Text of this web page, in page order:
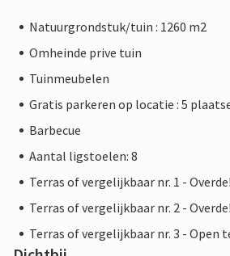
Natuurgrondstuk/tuin : 1260 m2
Omheinde prive tuin
Tuinmeubelen
Gratis parkeren op locatie : 5
Barbecue
Aantal ligstoelen: 8
Terras of vergelijkbaar nr. 1 -
Terras of vergelijkbaar nr. 2 -
Terras of vergelijkbaar nr. 3 - Open